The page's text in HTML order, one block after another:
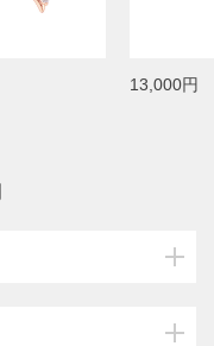
13,000円